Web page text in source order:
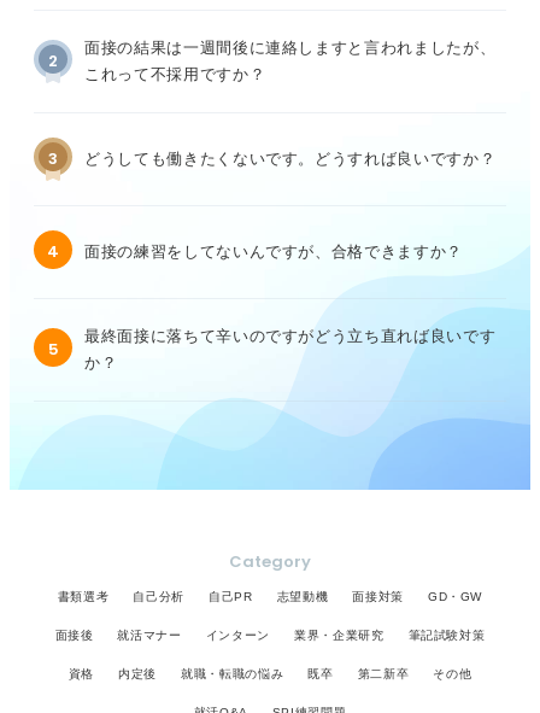
2
面接の結果は一週間後に連絡しますと言われましたが、
これって不採用ですか？
3 どうしても働きたくないです。どうすれば良いですか？
4 面接の練習をしてないんですが、合格できますか？
5
最終面接に落ちて辛いのですがどう立ち直れば良いです
か？
Category
書類選考 自己分析 自己PR 志望動機 面接対策 GD・GW
面接後 就活マナー インターン 業界・企業研究 筆記試験対策
資格 内定後 就職・転職の悩み 既卒 第二新卒 その他